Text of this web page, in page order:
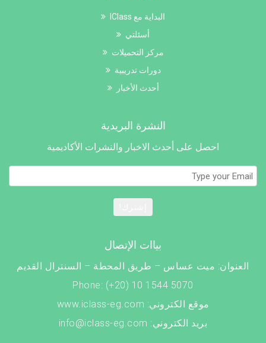
البداية مع IClass
أسئلتي
مركز التحميلات
دورات تدريبية
أحدث الأخبار
النشرة البريدية
احصل على أحدث الاخبار والنشرات الأكاديمية
بياات الإتصال
العنوان: ميت عساس – طريق المحطة – السنترال القديم
Phone: (+20) 10 1544 5070
موقع الكتروني: www.iclass-eg.com
بريد الكتروني: info@iclass-eg.com